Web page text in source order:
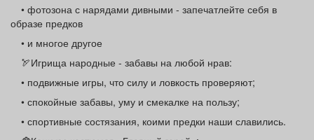
• фотозона с нарядами дивными - запечатлейте себя в
образе предков
• и многое другое
🏹Игрища народные - забавы на любой нрав:
• подвижные игры, что силу и ловкость проверяют;
• спокойные забавы, уму и смекалке на пользу;
• спортивные состязания, коими предки наши славились.